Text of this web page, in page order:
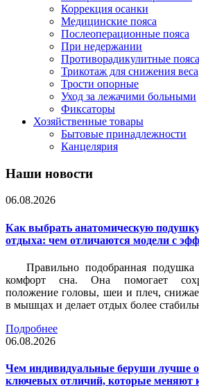
Коррекция осанки
Медицинские пояса
Послеоперационные пояса
При недержании
Противорадикулитные пояса
Трикотаж для снижения веса
Трости опорные
Уход за лежачими больными
Фиксаторы
Хозяйственные товары
Бытовые принадлежности
Канцелярия
Наши новости
06.08.2026
Как выбрать анатомическую подушку
отдыха: чем отличаются модели с
Правильно подобранная
комфорт сна. Она помогает
положение головы, шеи и плеч,
в мышцах и делает отдых более
Подробнее
06.08.2026
Чем индивидуальные беруши лучше
ключевых отличий, которые меняют